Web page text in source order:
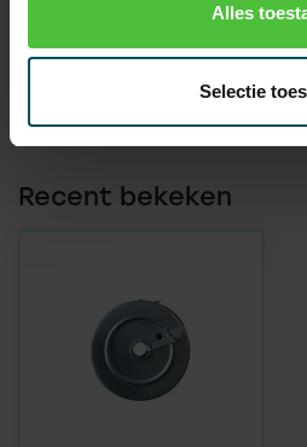
Alles
Selectie
00 24
Recent bekeken